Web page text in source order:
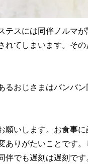
スには同伴ノルマ
れてしまいます。そ
おじさまはバンバ
いします。お食事
ありがたいことです
伴でも遅刻は遅刻で